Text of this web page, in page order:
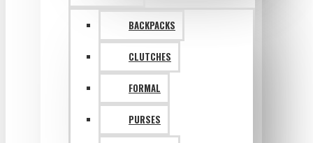
BACKPACKS
CLUTCHES
FORMAL
PURSES